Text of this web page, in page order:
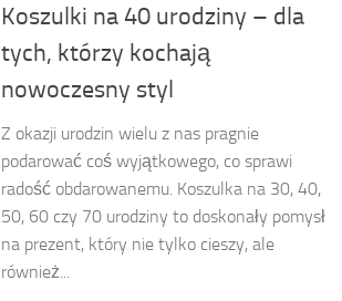
Koszulki na 40 urodziny – dla
tych, którzy kochają
nowoczesny styl
Z okazji urodzin wielu z nas pragnie
podarować coś wyjątkowego, co sprawi
radość obdarowanemu. Koszulka na 30, 40,
50, 60 czy 70 urodziny to doskonały pomysł
na prezent, który nie tylko cieszy, ale
również...